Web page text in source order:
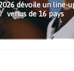
dévoile un line-
venus de 16 pays